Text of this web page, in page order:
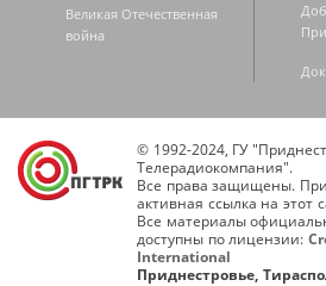
Великая Отечественная
война
© 1992-2024, ГУ
Телерадиокомпания".
Все права защищены.
активная ссылка на этот
Все материалы
доступны по лицензии:
International
Приднестровье,